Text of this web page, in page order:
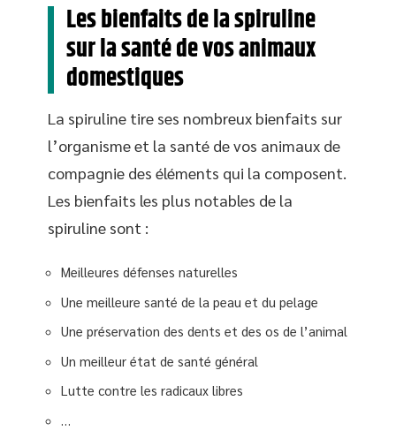
Les bienfaits de la spiruline
sur la santé de vos animaux
domestiques
La spiruline tire ses nombreux bienfaits sur
l’organisme et la santé de vos animaux de
compagnie des éléments qui la composent.
Les bienfaits les plus notables de la
spiruline sont :
Meilleures défenses naturelles
Une meilleure santé de la peau et du pelage
Une préservation des dents et des os de l’animal
Un meilleur état de santé général
Lutte contre les radicaux libres
…